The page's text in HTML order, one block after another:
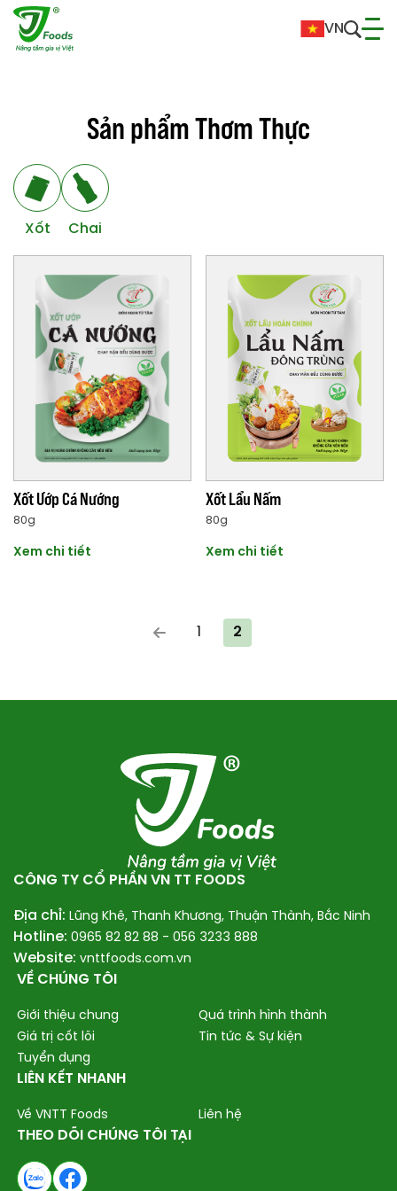
VN
SảnphẩmThơmThực
Xốt Chai
Xốt Ướp Cá Nướng
80g
Xem chi tiết
Xốt Lẩu Nấm
80g
Xem chi tiết
1 2
CÔNG TY CỔ PHẦN VN TT FOODS
Địa chỉ: Lũng Khê, Thanh Khương, Thuận Thành, Bắc Ninh
Hotline: 0965 82 82 88 - 056 3233 888
Website: vnttfoods.com.vn
VỀ CHÚNG TÔI
Giới thiệu chung
Quá trình hình thành
Giá trị cốt lõi
Tin tức & Sự kiện
Tuyển dụng
LIÊN KẾT NHANH
Về VNTT Foods Liên hệ
THEO DÕI CHÚNG TÔI TẠI